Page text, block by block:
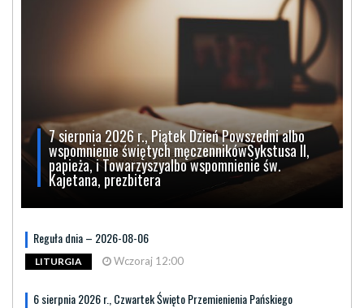
7 sierpnia 2026 r., Piątek Dzień Powszedni albo
wspomnienie świętych męczennikówSykstusa II,
papieża, i Towarzyszyalbo wspomnienie św.
Kajetana, prezbitera
Reguła dnia – 2026-08-06
LITURGIA Wczoraj 12:00
6 sierpnia 2026 r., Czwartek Święto Przemienienia Pańskiego